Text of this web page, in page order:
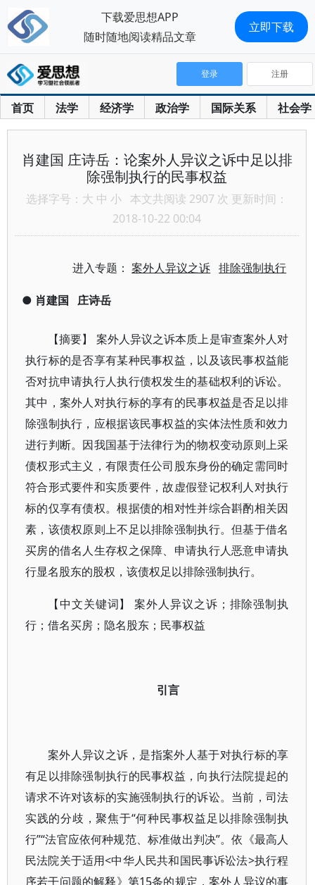
首页 法学 经济学 政治学 国际关系 社会学
登录 注册
肖建国 庄诗岳：论案外人异议之诉中足以排
除强制执行的民事权益
选择字号： 大 中 小 本文共阅读 2907 次 更新时间：
2018-10-22 00:04
进入专题：案外人异议之诉 排除强制执行
● 肖建国 庄诗岳
【摘要】 案外人异议之诉本质上是审查案外人对
执行标的是否享有某种民事权益，以及该民事权益能
否对抗申请执行人执行债权发生的基础权利的诉讼。
其中，案外人对执行标的享有的民事权益是否足以排
除强制执行，应根据该民事权益的实体法性质和效力
进行判断。因我国基于法律行为的物权变动原则上采
债权形式主义，有限责任公司股东身份的确定需同时
符合形式要件和实质要件，故虚假登记权利人对执行
标的仅享有债权。根据债的相对性并综合斟酌相关因
素，该债权原则上不足以排除强制执行。但基于借名
买房的借名人生存权之保障、申请执行人恶意申请执
行显名股东的股权，该债权足以排除强制执行。
【中文关键词】 案外人异议之诉；排除强制执
行；借名买房；隐名股东；民事权益
引言
案外人异议之诉，是指案外人基于对执行标的享
有足以排除强制执行的民事权益，向执行法院提起的
请求不许对该标的实施强制执行的诉讼。当前，司法
实践的分歧，聚焦于“何种民事权益足以排除强制执
行”“法官应依何种规范、标准做出判决”。依《最高人
民法院关于适用<中华人民共和国民事诉讼法>执行程
序若干问题的解释》第15条的规定，案外人异议的事
下载爱思想APP
随时随地阅读精品文章
立即下载